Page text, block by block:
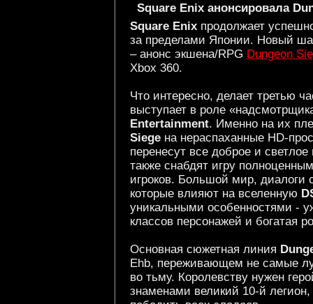
Square Enix анонсировала
Square Enix продолжает
за пределами Японии. Новый
– анонс экшена/RPG Dungeon
Xbox 360.
Что интересно, делает третью
выступает в роле
Entertainment. Именно на их
Siege на нераспаханные HD-
перенесут все доброе и
также снабдят игру
игроков. Большой мир,
которые влияют на вселенную
уникальными особенностями -
классов персонажей и богатая
Основная сюжетная линия
Ehb, переживающем не самые
во тьму. Королевству нужен
знаменами великий 10-й